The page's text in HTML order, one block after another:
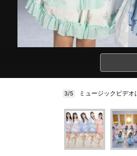
3/5 ミュージックビデ